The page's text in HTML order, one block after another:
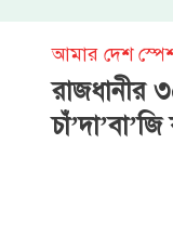
আমার দেশ
রাজধানীর